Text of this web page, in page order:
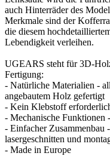
auch Hinterräder des
Merkmale sind der
die diesem
Lebendigkeit verleihen.
UGEARS steht für 3D-
Fertigung:
- Natürliche Materialien -
angebautem Holz gefertigt
- Kein Klebstoff
- Mechanische Funktionen
- Einfacher Zusammenbau
lasergeschnitten und
- Made in Europe